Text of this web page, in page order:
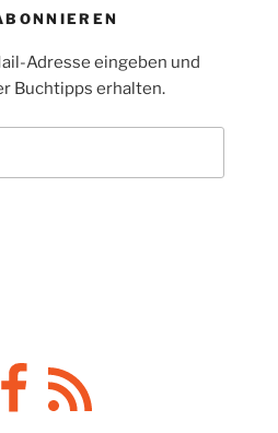
Adresse eingeben und
Buchtipps erhalten.
RSS-
Feed